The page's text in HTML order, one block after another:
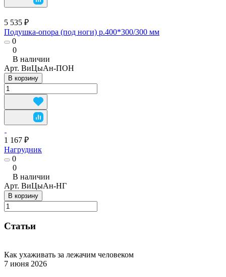
5 535 ₽
Подушка-опора (под ноги) р.400*300/300 мм
0
0
В наличии
Арт. ВиЦыАн-ПОН
В корзину
1 167 ₽
Нагрудник
0
0
В наличии
Арт. ВиЦыАн-НГ
В корзину
Статьи
Как ухаживать за лежачим человеком
7 июня 2026